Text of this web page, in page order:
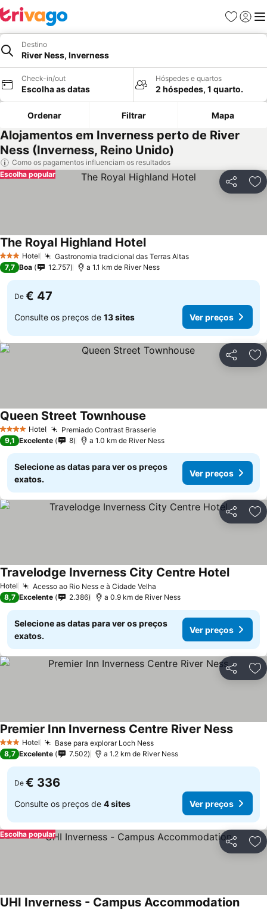
Favoritos
Iniciar
Destino
River Ness, Inverness
Check-in/out
Escolha as datas
Hóspedes e quartos
2 hóspedes, 1 quarto.
Ordenar Filtrar Mapa
Alojamentos em Inverness perto de River
Ness (Inverness, Reino Unido)
Como os pagamentos influenciam os resultados
Partilhar
Escolha popular
3 EstrelasHotel Gastronomia tradicional das Terras Altas
The Royal Highland Hotel
7,7 Boa 12.757 a 1.1 km de River Ness
De € 47
Consulte os preços de 13 sites Ver preços
Partilhar
4 EstrelasHotel Premiado Contrast Brasserie
Queen Street Townhouse
9,1 Excelente 8 a 1.0 km de River Ness
Selecione as datas para ver os preços
exatos.
Ver preços
Partilhar
Hotel Acesso ao Rio Ness e à Cidade Velha
Travelodge Inverness City Centre Hotel
8,7 Excelente 2.386 a 0.9 km de River Ness
Selecione as datas para ver os preços
exatos.
Ver preços
Partilhar
3 EstrelasHotel Base para explorar Loch Ness
Premier Inn Inverness Centre River Ness
8,7 Excelente 7.502 a 1.2 km de River Ness
De € 336
Consulte os preços de 4 sites Ver preços
Partilhar
Escolha popular
UHI Inverness - Campus Accommodation